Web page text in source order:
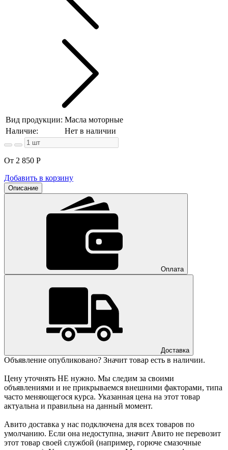
Вид продукции: Масла моторные
Наличие:
Нет в наличии
От 2 850 Р
Добавить в корзину
Описание
Оплата
Доставка
Объявление опубликовано? Значит товар есть в наличии.
Цену уточнять НЕ нужно. Мы следим за своими
объявлениями и не прикрываемся внешними факторами, типа
часто меняющегося курса. Указанная цена на этот товар
актуальна и правильна на данный момент.
Авито доставка у нас подключена для всех товаров по
умолчанию. Если она недоступна, значит Авито не перевозит
этот товар своей службой (например, горюче смазочные